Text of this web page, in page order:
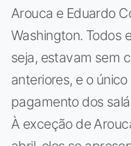
Arouca e Eduardo
Washington. Todos
seja, estavam sem
anteriores, e o
pagamento dos
À exceção de